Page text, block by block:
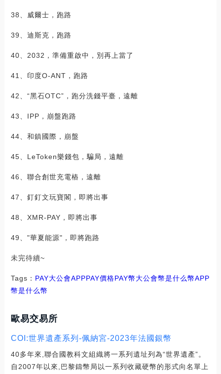
38、威爾士，跑路
39、迪斯克，跑路
40、2032，準備重啟中，別再上當了
41、印度O-ANT，跑路
42、“黑石OTC”，跑分洗錢平臺，遠離
43、IPP，崩盤跑路
44、和鎮國際，崩盤
45、LeToken樂錢包，騙局，遠離
46、聯合創世充電樁，遠離
47、釘釘文玩寶閣，即將出事
48、XMR-PAY，即將出事
49、"華夏能源"，即將跑路
未完待續~
Tags： PAY大公會APPPAY價格PAY幣大公會幣是什么幣APP
幣是什么幣
歐易交易所
COI:世界遺產系列-佩納宮-2023年法國銀幣
40多年來,聯合國教科文組織將一系列遺址列為“世界遺產”。
自2007年以來,巴黎鑄幣局以一系列收藏硬幣的形式向名單上